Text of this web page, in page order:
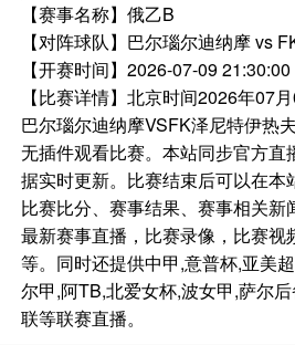
【赛事名称】俄乙B
【对阵球队】 巴尔瑙尔迪纳摩 vs
【开赛时间】2026-07-09 21:30:00
【比赛详情】北京时间2026年07
巴尔瑙尔迪纳摩VSFK泽尼特伊热
无插件观看比赛。本站同步官方直
据实时更新。比赛结束后可以在本
比赛比分、赛事结果、赛事相关新
最新赛事直播，比赛录像，比赛视
等。同时还提供中甲,意普杯,亚美
尔甲,阿TB,北爱女杯,波女甲,萨尔
联等联赛直播。